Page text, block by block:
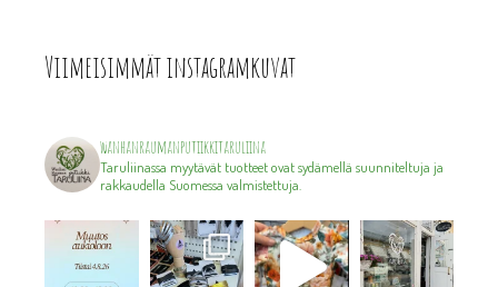
Viimeisimmät instagramkuvat
wanhanraumanputiikkitaruliina
Taruliinassa myytävät tuotteet ovat sydämellä suunniteltuja ja
rakkaudella Suomessa valmistettuja.